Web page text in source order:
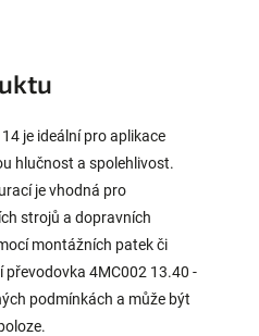
je ideální pro aplikace
hlučnost a spolehlivost.
je vhodná pro
strojů a dopravních
montážních patek či
4MC002 13.40 -
podmínkách a může být